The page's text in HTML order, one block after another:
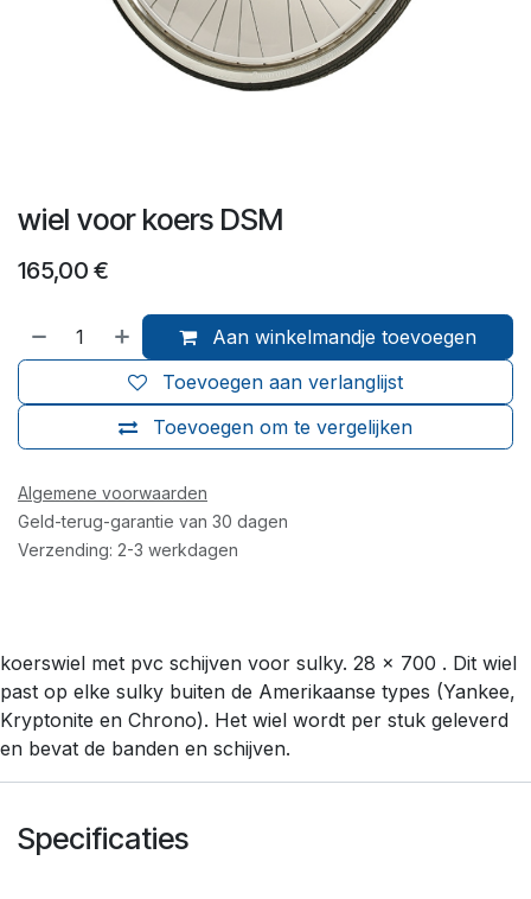
wiel voor koers DSM
165,00 €
Aan winkelmandje toevoegen
Toevoegen om te vergelijken
Toevoegen aan verlanglijst
Algemene voorwaarden
Geld-terug-garantie van 30 dagen
Verzending: 2-3 werkdagen
koerswiel met pvc schijven voor sulky. 28 x 700 . Dit wiel
past op elke sulky buiten de Amerikaanse types (Yankee,
Kryptonite en Chrono). Het wiel wordt per stuk geleverd
en bevat de banden en schijven.
Specificaties